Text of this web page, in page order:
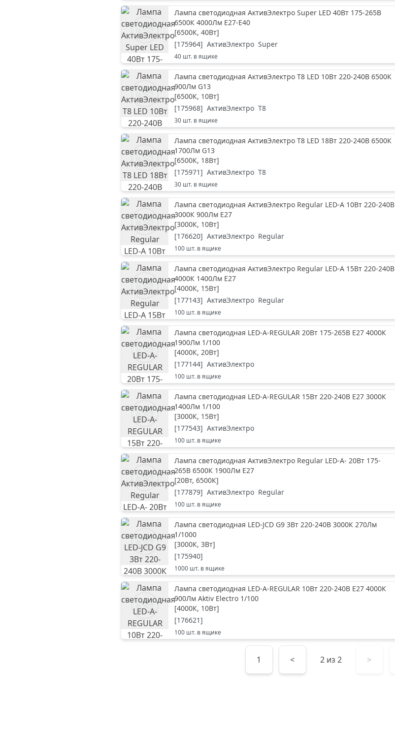
Лампа светодиодная АктивЭлектро Super LED 40Вт 175-265В
6500К 4000Лм Е27-Е40
[6500К, 40Вт]
[175964] АктивЭлектро Super
40 шт. в ящике
Лампа светодиодная АктивЭлектро T8 LED 10Вт 220-240В 6500К
900Лм G13
[6500К, 10Вт]
[175968] АктивЭлектро T8
30 шт. в ящике
Лампа светодиодная АктивЭлектро T8 LED 18Вт 220-240В 6500К
1700Лм G13
[6500К, 18Вт]
[175971] АктивЭлектро T8
30 шт. в ящике
Лампа светодиодная АктивЭлектро Regular LED-A 10Вт 220-240В
3000К 900Лм Е27
[3000К, 10Вт]
[176620] АктивЭлектро Regular
100 шт. в ящике
Лампа светодиодная АктивЭлектро Regular LED-A 15Вт 220-240В
4000К 1400Лм Е27
[4000К, 15Вт]
[177143] АктивЭлектро Regular
100 шт. в ящике
Лампа светодиодная LED-A-REGULAR 20Вт 175-265В Е27 4000К
1900Лм 1/100
[4000К, 20Вт]
[177144] АктивЭлектро
100 шт. в ящике
Лампа светодиодная LED-A-REGULAR 15Вт 220-240В Е27 3000К
1400Лм 1/100
[3000К, 15Вт]
[177543] АктивЭлектро
100 шт. в ящике
Лампа светодиодная АктивЭлектро Regular LED-A- 20Вт 175-
265В 6500К 1900Лм Е27
[20Вт, 6500К]
[177879] АктивЭлектро Regular
100 шт. в ящике
Лампа светодиодная LED-JCD G9 3Вт 220-240В 3000К 270Лм
1/1000
[3000К, 3Вт]
[175940]
1000 шт. в ящике
Лампа светодиодная LED-A-REGULAR 10Вт 220-240В Е27 4000К
900Лм Aktiv Electro 1/100
[4000К, 10Вт]
[176621]
100 шт. в ящике
1 < 2из 2 >